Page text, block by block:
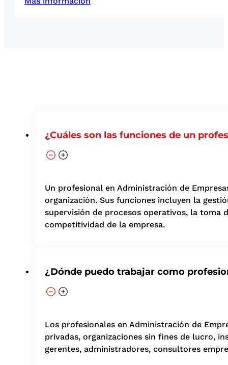
¿Cuáles son las funciones de un
Un profesional en Administración de
organización. Sus funciones incluyen la
supervisión de procesos operativos, la toma
competitividad de la empresa.
¿Dónde puedo trabajar como
Los profesionales en Administración de
privadas, organizaciones sin fines de lucro,
gerentes, administradores, consultores